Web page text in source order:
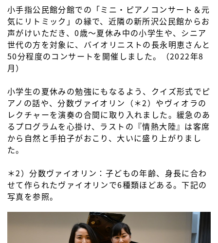
小手指公民館分館での「ミニ・ピアノコンサート＆元
気にリトミック」の縁で、近隣の新所沢公民館からお
声がけいただき、0歳～夏休み中の小学生や、シニア
世代の方を対象に、バイオリニストの長永明恵さんと
50分程度のコンサートを開催しました。（2022年8
月）
小学生の夏休みの勉強にもなるよう、クイズ形式でピ
アノの話や、分数ヴァイオリン（＊2）やヴィオラの
レクチャーを演奏の合間に取り入れました。緩急のあ
るプログラムを心掛け、ラストの『情熱大陸』は客席
から自然と手拍子がおこり、大いに盛り上がりまし
た。
＊2）分数ヴァイオリン：子どもの年齢、身長に合わ
せて作られたヴァイオリンで6種類ほどある。下記の
写真を参照。